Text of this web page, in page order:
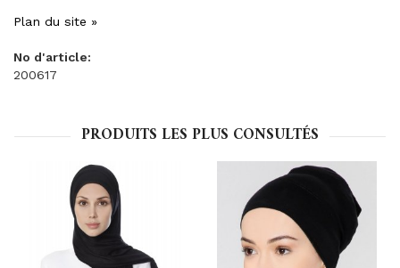
Plan du site »
No d'article:
200617
PRODUITS LES PLUS CONSULTÉS